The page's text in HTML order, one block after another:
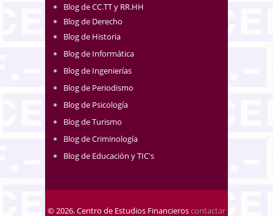
Blog de CC.TT y RR.HH
Blog de Derecho
Blog de Historia
Blog de Informática
Blog de Ingenierías
Blog de Periodismo
Blog de Psicología
Blog de Turismo
Blog de Criminología
Blog de Educación y TIC's
© 2026. Centro de Estudios Financieroscontactar